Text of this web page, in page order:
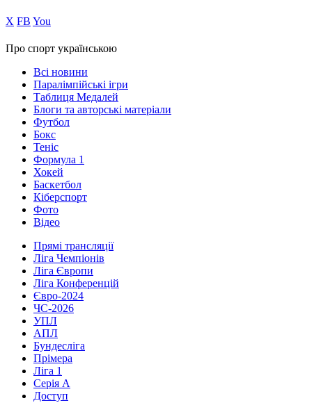
Х FB You
Про спорт українською
Всі новини
Паралімпійські ігри
Таблиця Медалей
Блоги та авторські матеріали
Футбол
Бокс
Теніс
Формула 1
Хокей
Баскетбол
Кіберспорт
Фото
Відео
Прямі трансляції
Ліга Чемпіонів
Ліга Європи
Ліга Конференцій
Євро-2024
ЧС-2026
УПЛ
АПЛ
Бундесліга
Прімера
Ліга 1
Серія А
Доступ